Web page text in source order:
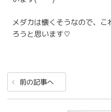
メダカは懐くそうなので、
ろうと思います♡
投
稿
ナ
前
の
投
前の記事へ